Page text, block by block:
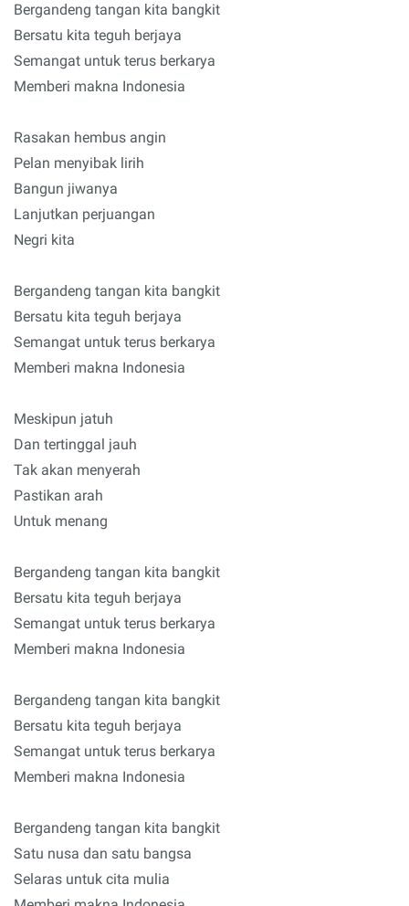
Bergandeng tangan kita bangkit
Bersatu kita teguh berjaya
Semangat untuk terus berkarya
Memberi makna Indonesia
Rasakan hembus angin
Pelan menyibak lirih
Bangun jiwanya
Lanjutkan perjuangan
Negri kita
Bergandeng tangan kita bangkit
Bersatu kita teguh berjaya
Semangat untuk terus berkarya
Memberi makna Indonesia
Meskipun jatuh
Dan tertinggal jauh
Tak akan menyerah
Pastikan arah
Untuk menang
Bergandeng tangan kita bangkit
Bersatu kita teguh berjaya
Semangat untuk terus berkarya
Memberi makna Indonesia
Bergandeng tangan kita bangkit
Bersatu kita teguh berjaya
Semangat untuk terus berkarya
Memberi makna Indonesia
Bergandeng tangan kita bangkit
Satu nusa dan satu bangsa
Selaras untuk cita mulia